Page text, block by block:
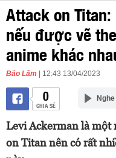
Attack on
nếu được vẽ
anime khác
Bảo Lâm | 12:43 13/04/2023
0
CHIA SẺ
Levi Ackerman là một
on Titan nên có rất